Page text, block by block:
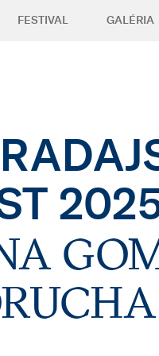
FESTIVAL GALÉRIA